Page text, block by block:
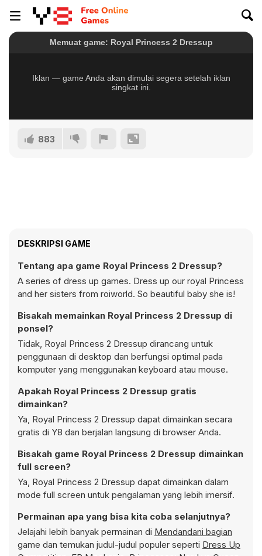
883
DESKRIPSI GAME
Tentang apa game Royal Princess 2 Dressup?
A series of dress up games. Dress up our royal Princess
and her sisters from roiworld. So beautiful baby she is!
Bisakah memainkan Royal Princess 2 Dressup di
ponsel?
Tidak, Royal Princess 2 Dressup dirancang untuk
penggunaan di desktop dan berfungsi optimal pada
komputer yang menggunakan keyboard atau mouse.
Apakah Royal Princess 2 Dressup gratis
dimainkan?
Ya, Royal Princess 2 Dressup dapat dimainkan secara
gratis di Y8 dan berjalan langsung di browser Anda.
Bisakah game Royal Princess 2 Dressup dimainkan
full screen?
Ya, Royal Princess 2 Dressup dapat dimainkan dalam
mode full screen untuk pengalaman yang lebih imersif.
Permainan apa yang bisa kita coba selanjutnya?
Jelajahi lebih banyak permainan di Mendandani bagian
game dan temukan judul-judul populer seperti Dress Up